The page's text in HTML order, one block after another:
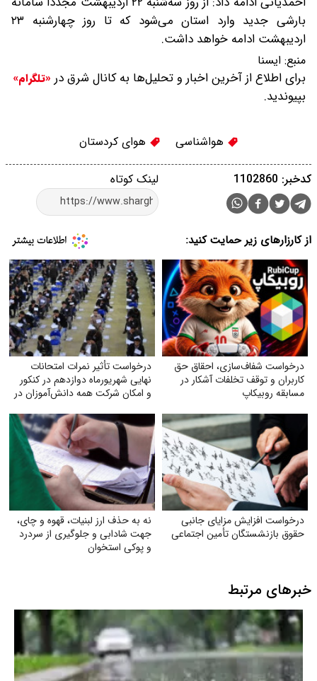
بارشی جدید وارد استان می‌شود کە تا روز چهارشنبە ۲۳
اردیبهشت ادامە خواهد داشت.
منبع: ایسنا
برای اطلاع از آخرین اخبار و تحلیل‌ها به کانال شرق در «تلگرام»
بپیوندید.
هواشناسی هوای کردستان
لینک کوتاه کدخبر: 1102860
از کارزارهای زیر حمایت کنید:
درخواست شفاف‌سازی، احقاق حق
کاربران و توقف تخلفات آشکار در
مسابقه روبیکاپ
درخواست تأثیر نمرات امتحانات
نهایی شهریورماه دوازدهم در کنکور
و امکان شرکت همه دانش‌آموزان در
درخواست افزایش مزایای جانبی
حقوق بازنشستگان تأمین اجتماعی
نه به حذف ارز لبنیات، قهوه و چای،
جهت شادابی و جلوگیری از سردرد
و پوکی استخوان
خبرهای مرتبط